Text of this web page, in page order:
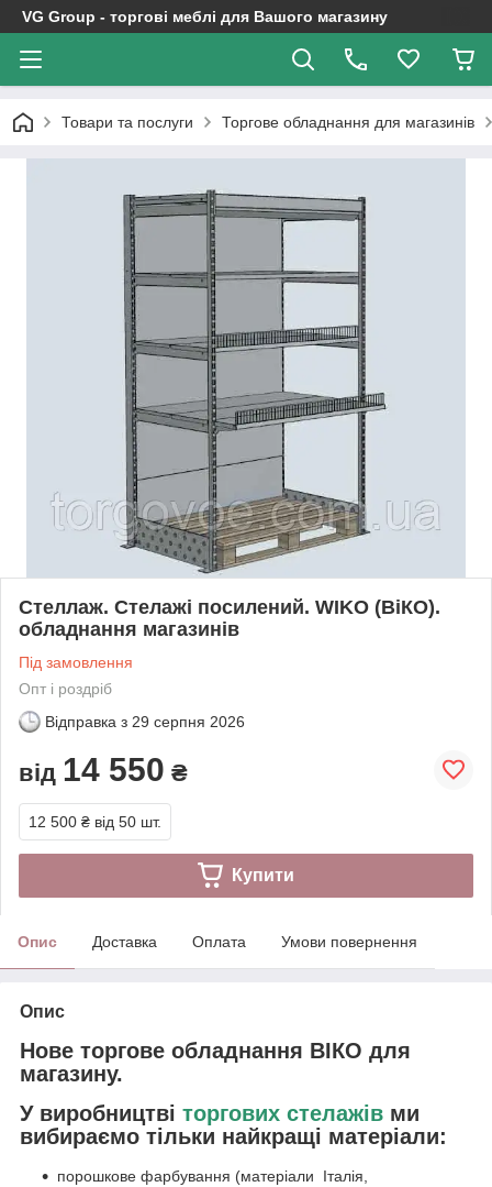
VG Group - торгові меблі для Вашого магазину
Товари та послуги Торгове обладнання для магазинів
Стеллаж. Стелажі посилений. WIKO (ВіКО).
обладнання магазинів
Під замовлення
Опт і роздріб
Відправка з 29 серпня 2026
від 14 550 ₴
12 500 ₴ від 50 шт.
Купити
Опис Доставка Оплата Умови повернення
Опис
Нове торгове обладнання ВІКО для
магазину.
У виробництві торгових стелажів ми
вибираємо тільки найкращі матеріали:
порошкове фарбування (матеріали Італія,